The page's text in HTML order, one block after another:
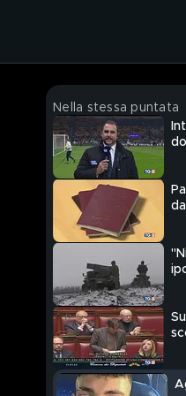
Nella stessa puntata